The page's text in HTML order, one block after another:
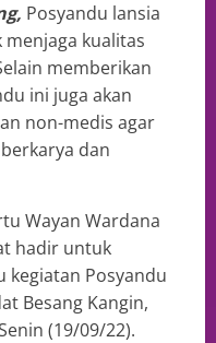
Posyandu lansia
kualitas
memberikan
ini juga akan
non-medis agar
dan
Wayan Wardana
hadir untuk
Posyandu
Besang Kangin,
(19/09/22).